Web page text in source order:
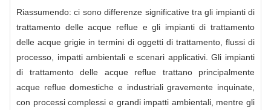
Riassumendo: ci sono differenze significative tra gli impianti di
trattamento delle acque reflue e gli impianti di trattamento
delle acque grigie in termini di oggetti di trattamento, flussi di
processo, impatti ambientali e scenari applicativi. Gli impianti
di trattamento delle acque reflue trattano principalmente
acque reflue domestiche e industriali gravemente inquinate,
con processi complessi e grandi impatti ambientali, mentre gli